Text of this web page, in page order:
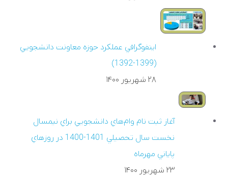
اينفوگرافي عملکرد حوزه معاونت دانشجويي
(1399-1392)
۲۸ شهريور ۱۴۰۰
آغاز ثبت نام وام‌هاي دانشجويي براي نيمسال
نخست سال تحصيلي 1401-1400 در روزهاي
پاياني مهرماه
۲۳ شهريور ۱۴۰۰